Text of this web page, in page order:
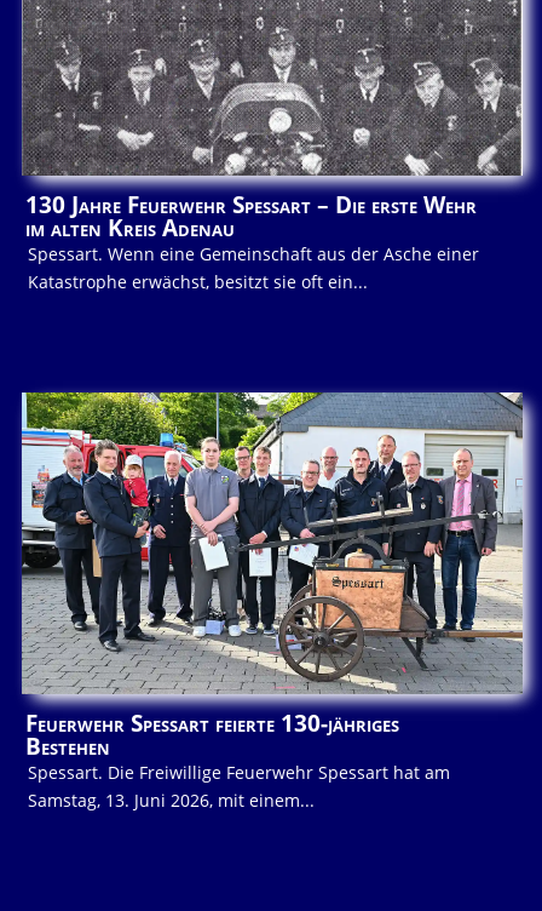
130 Jahre Feuerwehr Spessart – Die erste Wehr
im alten Kreis Adenau
Spessart. Wenn eine Gemeinschaft aus der Asche einer
Katastrophe erwächst, besitzt sie oft ein...
Feuerwehr Spessart feierte 130-jähriges
Bestehen
Spessart. Die Freiwillige Feuerwehr Spessart hat am
Samstag, 13. Juni 2026, mit einem...